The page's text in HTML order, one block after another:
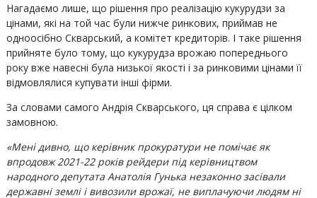
Нагадаємо лише, що рішення про реалізацію кукурудзи за
цінами, які на той час були нижче ринкових, приймав не
одноосібно Скварський, а комітет кредиторів. І таке рішення
прийняте було тому, що кукурудза врожаю попереднього
року вже навесні була низької якості і за ринковими цінами її
відмовлялися купувати інші фірми.
За словами самого Андрія Скварського, ця справа є цілком
замовною.
«Мені дивно, що керівник прокуратури не помічає як
впродовж 2021-22 років рейдери під керівництвом
народного депутата Анатолія Гунька незаконно засівали
державні землі і вивозили врожаї, не виплачуючи людям ні